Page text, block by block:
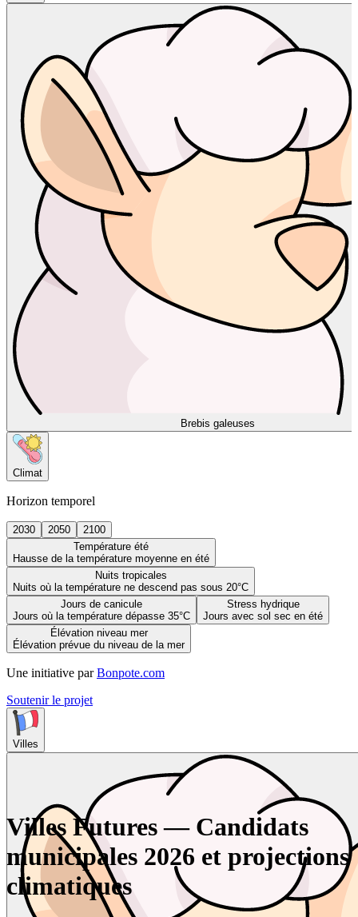
Brebis galeuses
Climat
Horizon temporel
2030 2050
2100
Température été
Hausse de la température moyenne en été
Nuits tropicales
Nuits où la température ne descend pas sous 20°C
Jours de canicule
Jours où la température dépasse 35°C
Stress hydrique
Jours avec sol sec en été
Élévation niveau mer
Élévation prévue du niveau de la mer
Une initiative par Bonpote.com
Soutenir le projet
Villes
Villes Futures — Candidats
municipales 2026 et projections
climatiques